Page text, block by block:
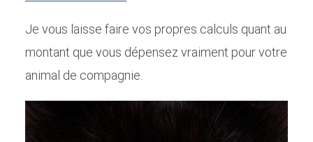
Je vous laisse faire vos propres calculs quant au
montant que vous dépensez vraiment pour votre
animal de compagnie.